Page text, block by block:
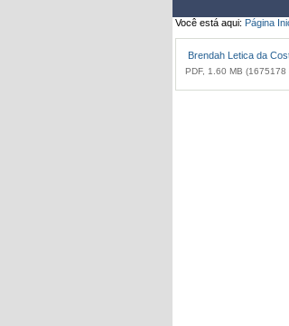
Você está aqui: Página
Brendah Letica da
PDF, 1.60 MB (1675178